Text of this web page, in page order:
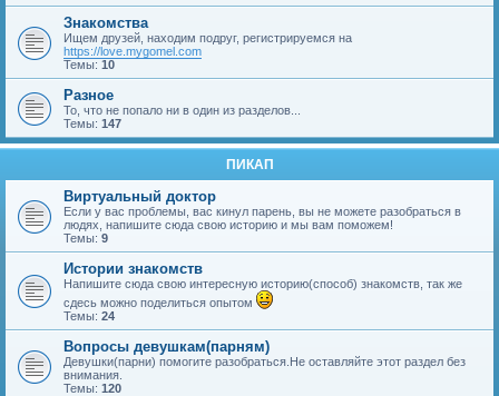
Знакомства
Ищем друзей, находим подруг, регистрируемся на
https://love.mygomel.com
Темы: 10
Разное
То, что не попало ни в один из разделов...
Темы: 147
ПИКАП
Виртуальный доктор
Если у вас проблемы, вас кинул парень, вы не можете разобраться в
людях, напишите сюда свою историю и мы вам поможем!
Темы: 9
Истории знакомств
Напишите сюда свою интересную историю(способ) знакомств, так же
сдесь можно поделиться опытом
Темы: 24
Вопросы девушкам(парням)
Девушки(парни) помогите разобраться.Не оставляйте этот раздел без
внимания.
Темы: 120